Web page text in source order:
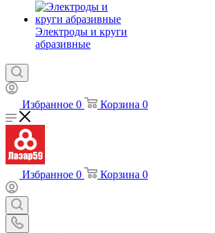
Электроды и круги
абразивные
Избранное 0 Корзина 0
Избранное 0 Корзина 0